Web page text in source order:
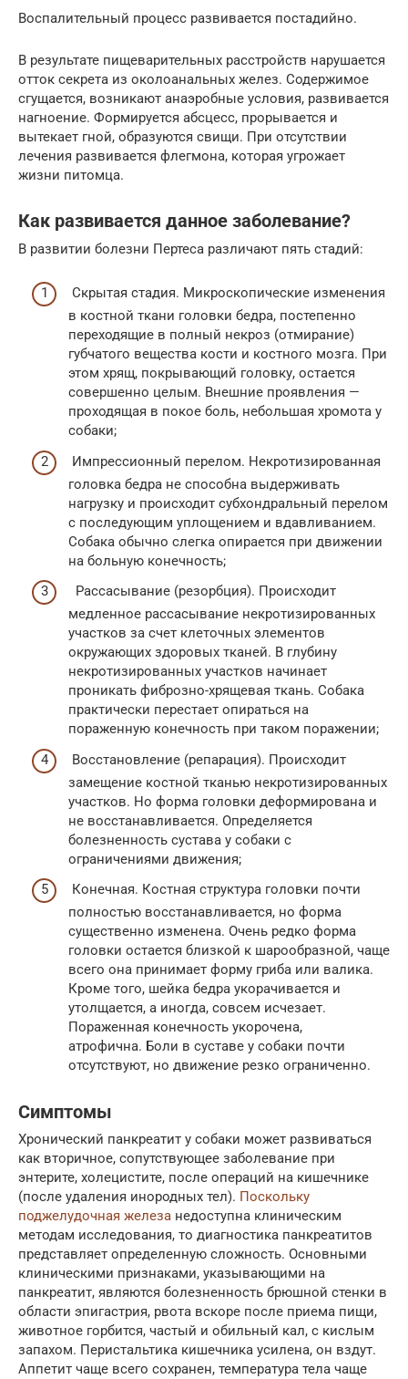
Воспалительный процесс развивается постадийно.
В результате пищеварительных расстройств нарушается
отток секрета из околоанальных желез. Содержимое
сгущается, возникают анаэробные условия, развивается
нагноение. Формируется абсцесс, прорывается и
вытекает гной, образуются свищи. При отсутствии
лечения развивается флегмона, которая угрожает
жизни питомца.
Как развивается данное заболевание?
В развитии болезни Пертеса различают пять стадий:
Cкрытая стадия. Микроскопические изменения
в костной ткани головки бедра, постепенно
переходящие в полный некроз (отмирание)
губчатого вещества кости и костного мозга. При
этом хрящ, покрывающий головку, остается
совершенно целым. Внешние проявления —
проходящая в покое боль, небольшая хромота у
собаки;
Импрессионный перелом. Некротизированная
головка бедра не способна выдерживать
нагрузку и происходит субхондральный перелом
с последующим уплощением и вдавливанием.
Собака обычно слегка опирается при движении
на больную конечность;
Рассасывание (резорбция). Происходит
медленное рассасывание некротизированных
участков за счет клеточных элементов
окружающих здоровых тканей. В глубину
некротизированных участков начинает
проникать фиброзно-хрящевая ткань. Собака
практически перестает опираться на
пораженную конечность при таком поражении;
Восстановление (репарация). Происходит
замещение костной тканью некротизированных
участков. Но форма головки деформирована и
не восстанавливается. Определяется
болезненность сустава у собаки с
ограничениями движения;
Конечная. Костная структура головки почти
полностью восстанавливается, но форма
существенно изменена. Очень редко форма
головки остается близкой к шарообразной, чаще
всего она принимает форму гриба или валика.
Кроме того, шейка бедра укорачивается и
утолщается, а иногда, совсем исчезает.
Пораженная конечность укорочена,
атрофична. Боли в суставе у собаки почти
отсутствуют, но движение резко ограниченно.
Симптомы
Хронический панкреатит у собаки может развиваться
как вторичное, сопутствующее заболевание при
энтерите, холецистите, после операций на кишечнике
(после удаления инородных тел). Поскольку
поджелудочная железа недоступна клиническим
методам исследования, то диагностика панкреатитов
представляет определенную сложность. Основными
клиническими признаками, указывающими на
панкреатит, являются болезненность брюшной стенки в
области эпигастрия, рвота вскоре после приема пищи,
животное горбится, частый и обильный кал, с кислым
запахом. Перистальтика кишечника усилена, он вздут.
Аппетит чаще всего сохранен, температура тела чаще